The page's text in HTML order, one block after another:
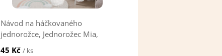
Návod na háčkovaného
jednorožce, Jednorožec Mia,
45 Kč / ks